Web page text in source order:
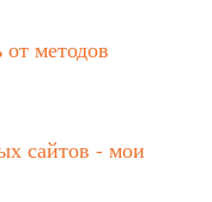
методов
сайтов - мои